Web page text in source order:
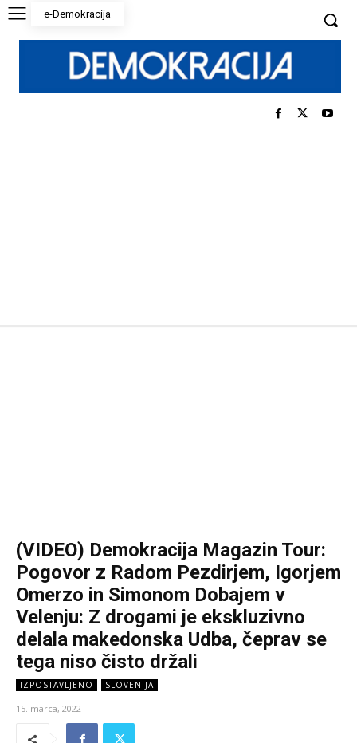
e-Demokracija
(VIDEO) Demokracija Magazin Tour:
Pogovor z Radom Pezdirjem, Igorjem
Omerzo in Simonom Dobajem v
Velenju: Z drogami je ekskluzivno
delala makedonska Udba, čeprav se
tega niso čisto držali
IZPOSTAVLJENO SLOVENIJA
15. marca, 2022